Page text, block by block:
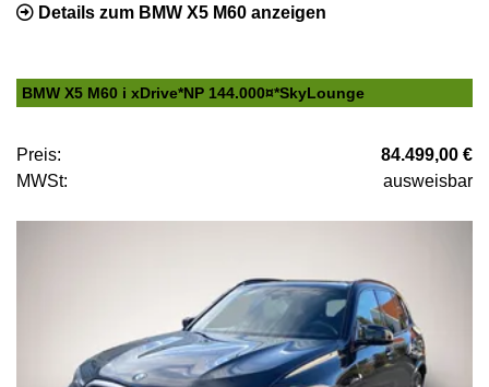
Details zum BMW X5 M60 anzeigen
BMW X5 M60 i xDrive*NP 144.000¤*SkyLounge
Preis:
84.499,00 €
MWSt:
ausweisbar